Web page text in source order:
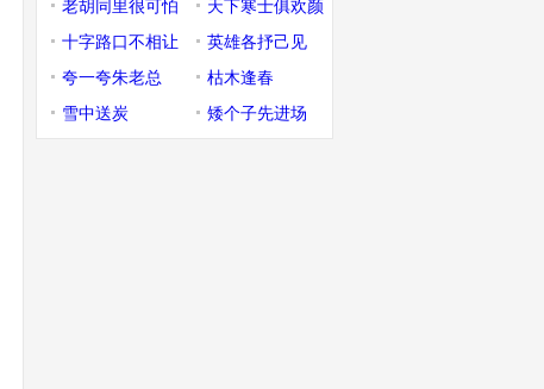
老胡同里很可怕
天下寒士俱欢颜
十字路口不相让
英雄各抒己见
夸一夸朱老总
枯木逢春
雪中送炭
矮个子先进场